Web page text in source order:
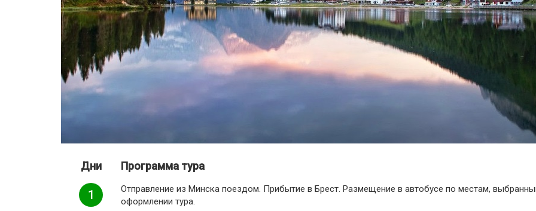
Дни Программа тура
1
Отправление из Минска поездом. Прибытие в Брест. Размещение в автобусе по местам,
оформлении тура.